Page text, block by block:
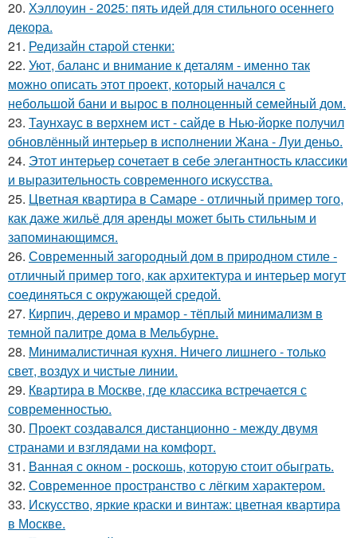
20. Хэллоуин - 2025: пять идей для стильного осеннего
декора.
21. Редизайн старой стенки:
22. Уют, баланс и внимание к деталям - именно так
можно описать этот проект, который начался с
небольшой бани и вырос в полноценный семейный дом.
23. Таунхаус в верхнем ист - сайде в Нью-йорке получил
обновлённый интерьер в исполнении Жана - Луи деньо.
24. Этот интерьер сочетает в себе элегантность классики
и выразительность современного искусства.
25. Цветная квартира в Самаре - отличный пример того,
как даже жильё для аренды может быть стильным и
запоминающимся.
26. Современный загородный дом в природном стиле -
отличный пример того, как архитектура и интерьер могут
соединяться с окружающей средой.
27. Кирпич, дерево и мрамор - тёплый минимализм в
темной палитре дома в Мельбурне.
28. Минималистичная кухня. Ничего лишнего - только
свет, воздух и чистые линии.
29. Квартира в Москве, где классика встречается с
современностью.
30. Проект создавался дистанционно - между двумя
странами и взглядами на комфорт.
31. Ванная с окном - роскошь, которую стоит обыграть.
32. Современное пространство с лёгким характером.
33. Искусство, яркие краски и винтаж: цветная квартира
в Москве.